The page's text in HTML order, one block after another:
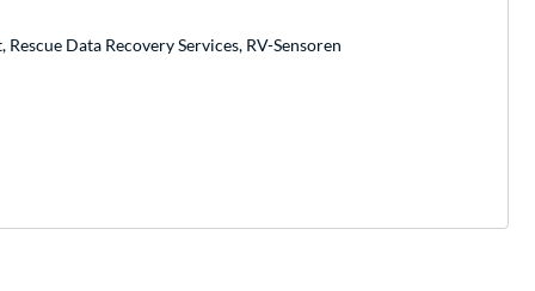
Data Recovery Services, RV-Sensoren